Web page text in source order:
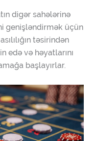
digər sahələrinə
genişləndirmək üçün
təsirindən
edə və həyatlarını
başlayırlar.